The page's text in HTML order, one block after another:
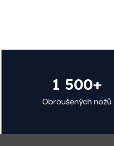
1 500+
Obroušených nožů